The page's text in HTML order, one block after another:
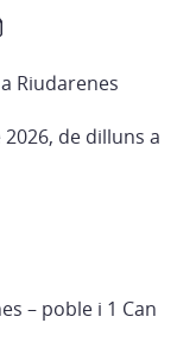
Riudarenes
de dilluns a
– poble i 1 Can